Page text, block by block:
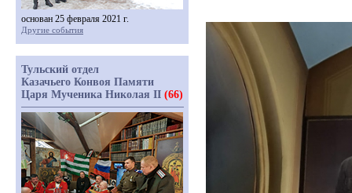
основан 25 февраля 2021 г.
Другие события
Тульский отдел
Казачьего Конвоя Памяти
Царя Мученика Николая II (66)